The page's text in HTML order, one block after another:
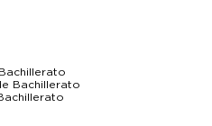
Bachillerato
Básica